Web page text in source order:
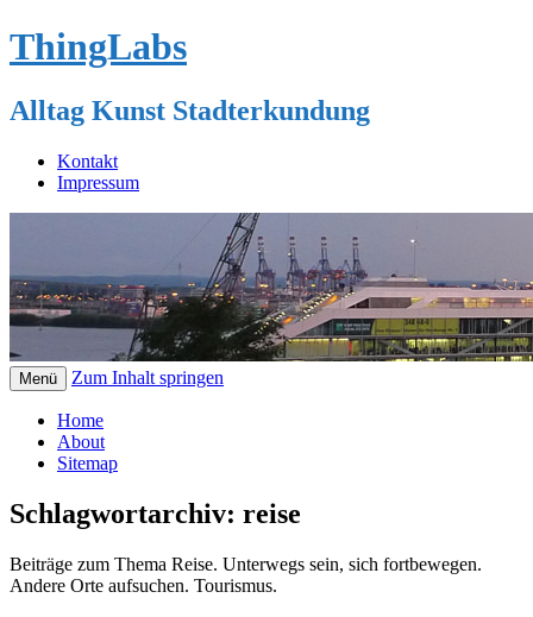
ThingLabs
Alltag Kunst Stadterkundung
Kontakt
Impressum
Menü Zum Inhalt springen
Home
About
Sitemap
Schlagwortarchiv: reise
Beiträge zum Thema Reise. Unterwegs sein, sich fortbewegen.
Andere Orte aufsuchen. Tourismus.